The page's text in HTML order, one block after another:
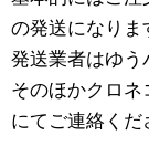
の発送になりま
発送業者はゆう
そのほかクロ
にてご連絡くだ